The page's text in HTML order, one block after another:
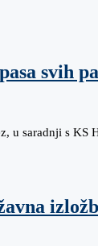
svih
u saradnji s